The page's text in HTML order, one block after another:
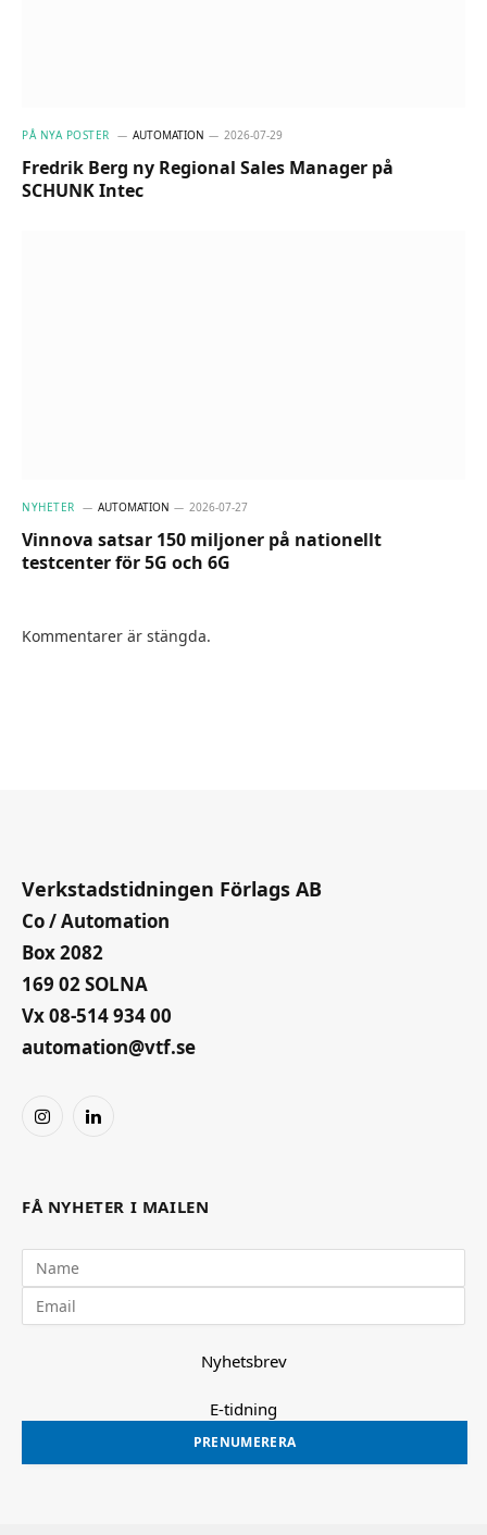
PÅ NYA POSTER AUTOMATION 2026-07-29
Fredrik Berg ny Regional Sales Manager på
SCHUNK Intec
NYHETER AUTOMATION 2026-07-27
Vinnova satsar 150 miljoner på nationellt
testcenter för 5G och 6G
Kommentarer är stängda.
Verkstadstidningen Förlags AB
Co / Automation
Box 2082
169 02 SOLNA
Vx 08-514 934 00
automation@vtf.se
InstagramLinkedIn
FÅ NYHETER I MAILEN
Nyhetsbrev
E-tidning
PRENUMERERA